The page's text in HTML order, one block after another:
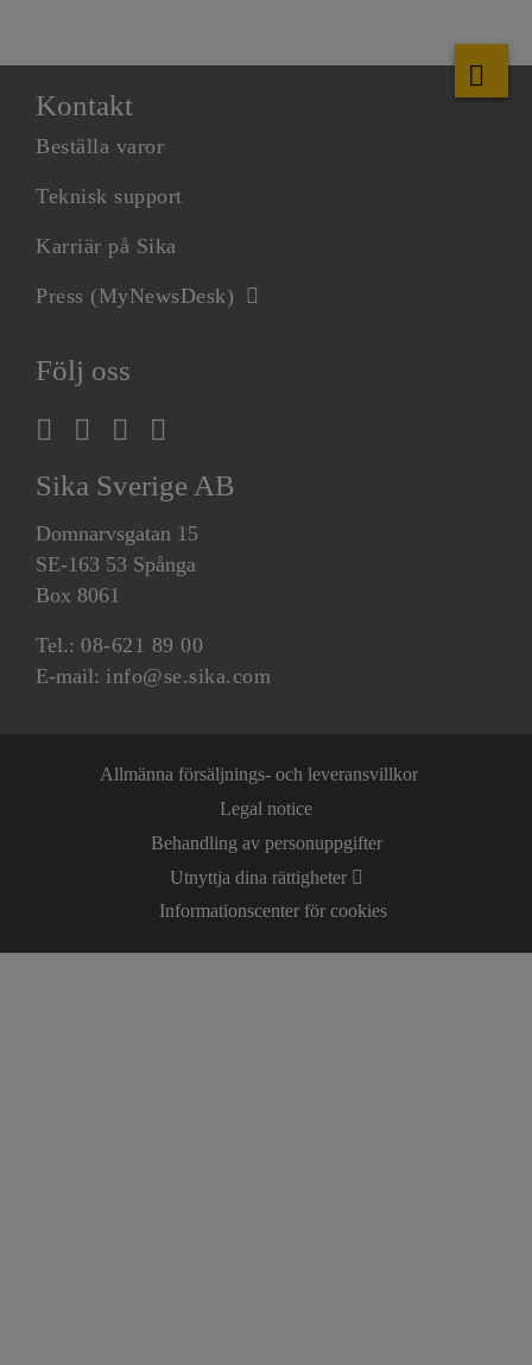
Kontakt
Beställa varor
Teknisk support
Karriär på Sika
Press (MyNewsDesk)
Följ oss
Sika Sverige AB
Domnarvsgatan 15
SE-163 53 Spånga
Box 8061
Tel.: 08-621 89 00
E-mail: info@se.sika.com
Allmänna försäljnings- och leveransvillkor
Legal notice
Behandling av personuppgifter
Utnyttja dina rättigheter
Informationscenter för cookies